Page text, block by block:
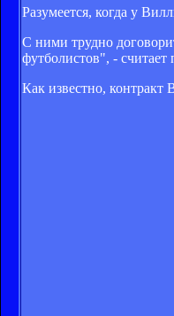
Разумеется, когда у
С ними трудно
футболистов", - считает
Как известно, контракт